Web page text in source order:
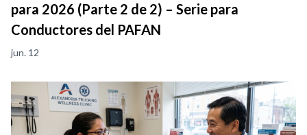
para 2026 (Parte 2 de 2) – Serie para
Conductores del PAFAN
jun. 12